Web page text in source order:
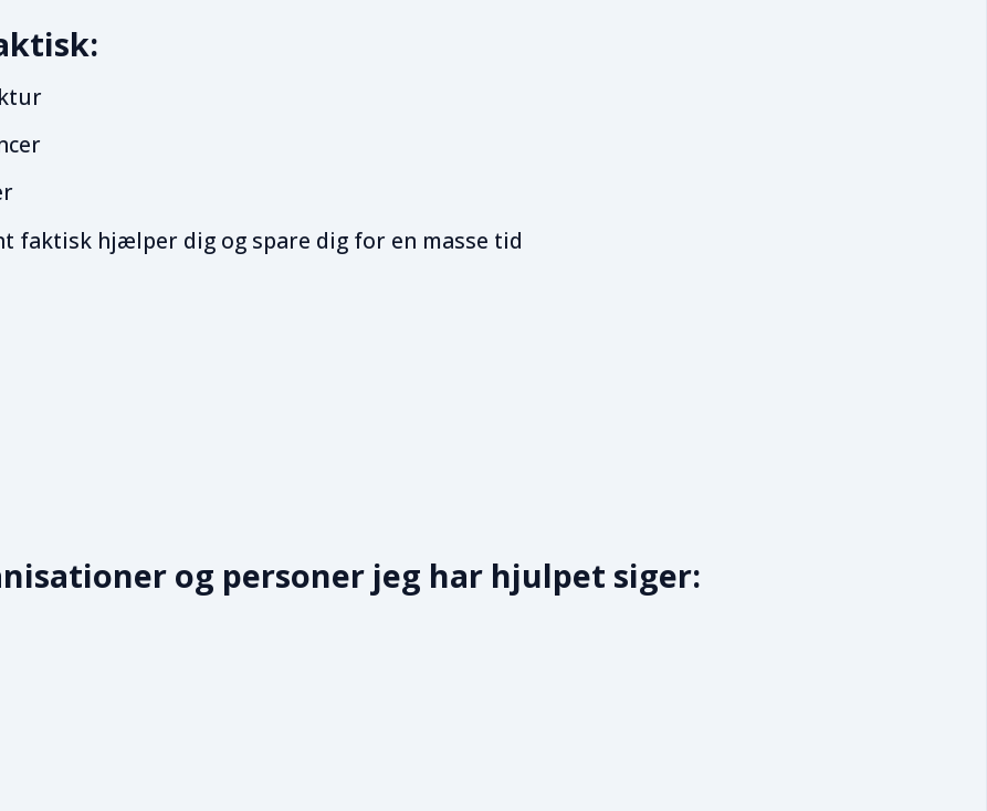
faktisk hjælper dig og spare dig for en masse tid
og personer jeg har hjulpet siger: